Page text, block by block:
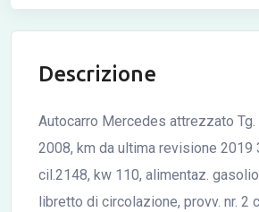
Descrizione
Autocarro Mercedes attrezzato Tg.
2008, km da ultima revisione 2019
cil.2148, kw 110, alimentaz.
libretto di circolazione, provv. nr. 2